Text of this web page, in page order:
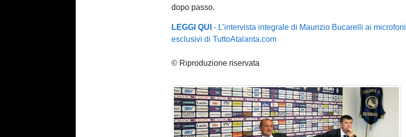
dopo passo.
LEGGI QUI - L’intervista integrale di Maurizio Bucarelli ai microfoni
esclusivi di TuttoAtalanta.com
© Riproduzione riservata